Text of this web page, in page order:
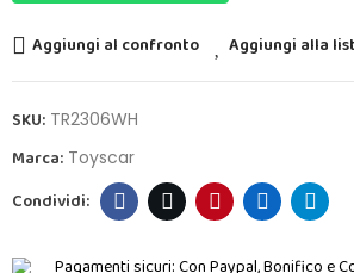
Aggiungi al confronto Aggiungi alla
SKU: TR2306WH
Marca: Toyscar
Pagamenti sicuri:Con Paypal, Bonifico e